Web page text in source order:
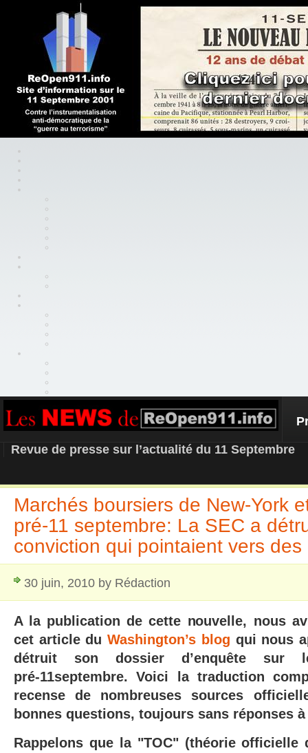
REOPEN911 – NEWS
Revue de presse sur l’actualité du 11 Septembre
Marchés boursiers de New-York
pré-11 septembre: La SEC a
conviction qui pointaient vers des
30 juin, 2010 by Rédaction
A la publication de cette nouvelle, nous
cet article duWashington’s blog qui nous
détruit son dossier d’enquête sur
pré-11septembre. Voici la traduction
recense de nombreuses sources
bonnes questions, toujours sans réponses
Rappelons que la "TOC" (théorie